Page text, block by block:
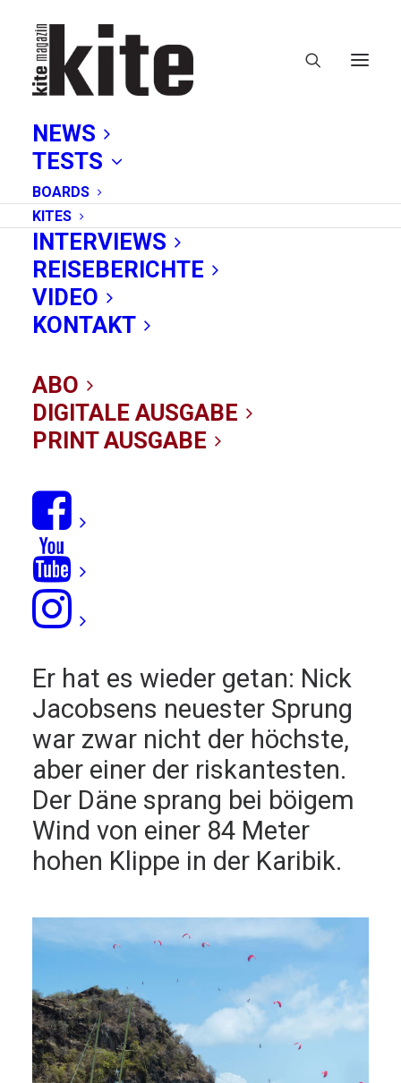
NEWS
TESTS
BOARDS
KITES
INTERVIEWS
REISEBERICHTE
VIDEO
KONTAKT
ABO
DIGITALE AUSGABE
PRINT AUSGABE
Nick Jacobsen
hoher Klippe
01/10/2019 INNEWS | BY KITE-REDAKTION
Er hat es wieder getan: Nick
Jacobsens neuester Sprung
war zwar nicht der höchste,
aber einer der riskantesten.
Der Däne sprang bei böigem
Wind von einer 84 Meter
hohen Klippe in der Karibik.